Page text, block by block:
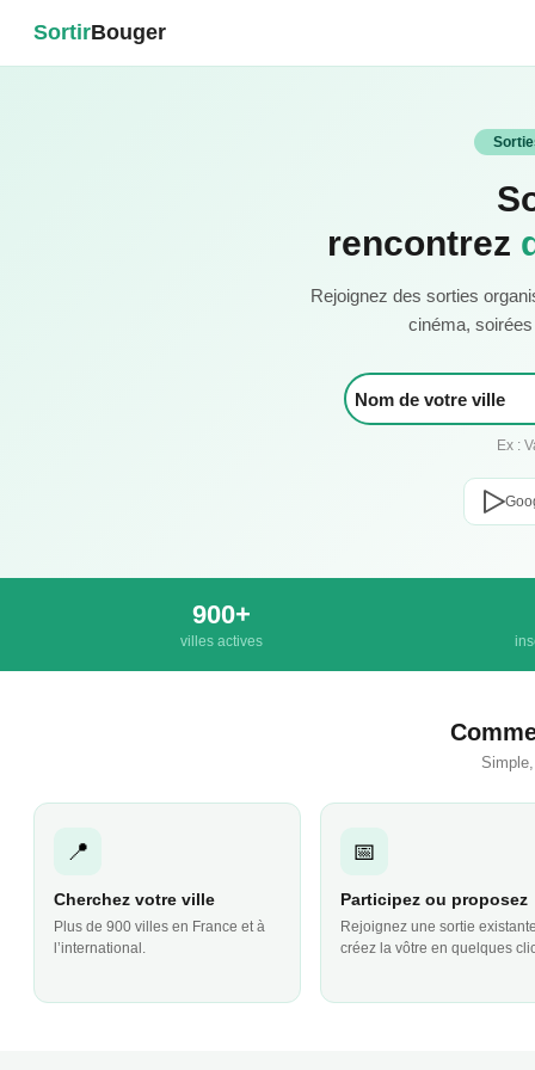
SortirBouger
rencontrez
Rejoignez des sorties
cinéma,
Ex :
900+
villes actives
📍
Cherchez votre ville
Plus de 900 villes en France et à
l’international.
📅
Participez ou proposez
Rejoignez une sortie
créez la vôtre en quelques